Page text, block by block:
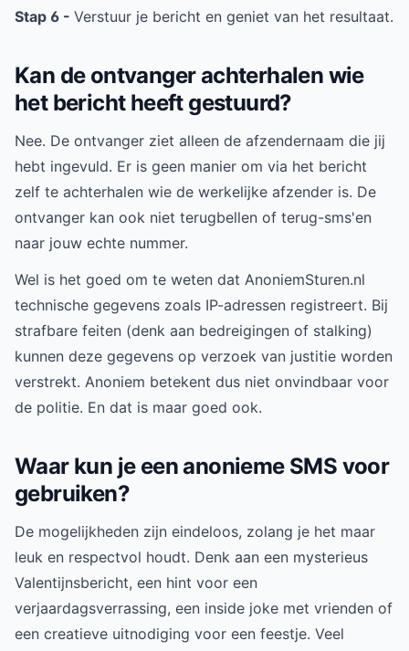
Stap 6 - Verstuur je bericht en geniet van het resultaat.
Kan de ontvanger achterhalen wie
het bericht heeft gestuurd?
Nee. De ontvanger ziet alleen de afzendernaam die jij
hebt ingevuld. Er is geen manier om via het bericht
zelf te achterhalen wie de werkelijke afzender is. De
ontvanger kan ook niet terugbellen of terug-sms'en
naar jouw echte nummer.
Wel is het goed om te weten dat AnoniemSturen.nl
technische gegevens zoals IP-adressen registreert. Bij
strafbare feiten (denk aan bedreigingen of stalking)
kunnen deze gegevens op verzoek van justitie worden
verstrekt. Anoniem betekent dus niet onvindbaar voor
de politie. En dat is maar goed ook.
Waar kun je een anonieme SMS voor
gebruiken?
De mogelijkheden zijn eindeloos, zolang je het maar
leuk en respectvol houdt. Denk aan een mysterieus
Valentijnsbericht, een hint voor een
verjaardagsverrassing, een inside joke met vrienden of
een creatieve uitnodiging voor een feestje. Veel